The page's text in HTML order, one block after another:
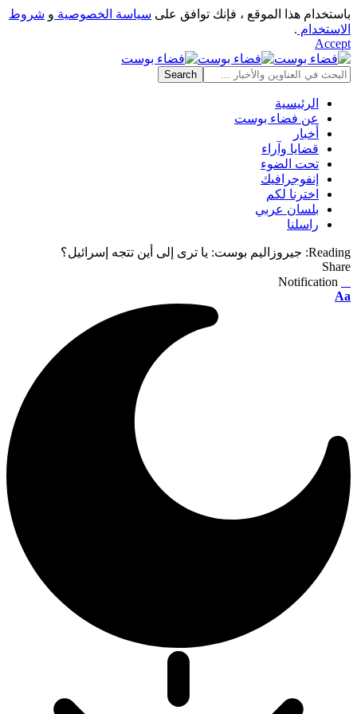
باستخدام هذا الموقع ، فإنك توافق على سياسة الخصوصية و شروط
الاستخدام .
Accept
الرئيسية
عن فضاء بوست
أخبار
قضايا وآراء
تحت الضوء
إنفوجرافيك
اخترنا لكم
بلسان عربي
راسلنا
Reading: جيروزاليم بوست: يا ترى إلى أين تتجه إسرائيل؟
Share
Notification
Font
Aa